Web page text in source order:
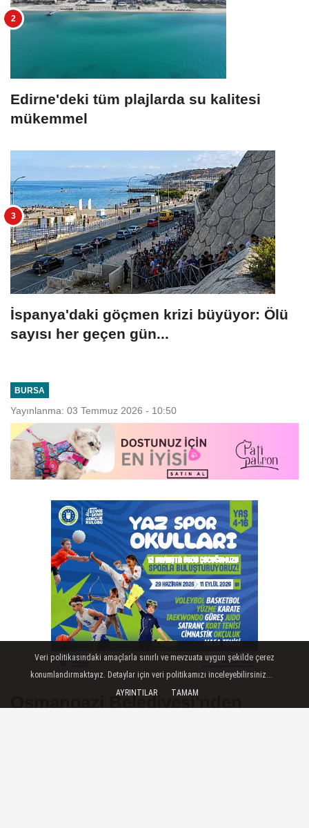
Edirne'deki tüm plajlarda su kalitesi
mükemmel
İspanya'daki göçmen krizi büyüyor: Ölü
sayısı her geçen gün...
BURSA
Yayınlanma: 03 Temmuz 2026 - 10:50
Osmangazi Belediyesi'nden
Veri politikasındaki amaçlarla sınırlı ve mevzuata uygun şekilde çerez
konumlandırmaktayız. Detaylar için veri politikamızı inceleyebilirsiniz...
AYRINTILAR
TAMAM